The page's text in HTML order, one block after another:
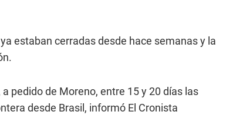
estaban cerradas desde hace semanas y la
pedido de Moreno, entre 15 y 20 días las
desde Brasil, informó El Cronista